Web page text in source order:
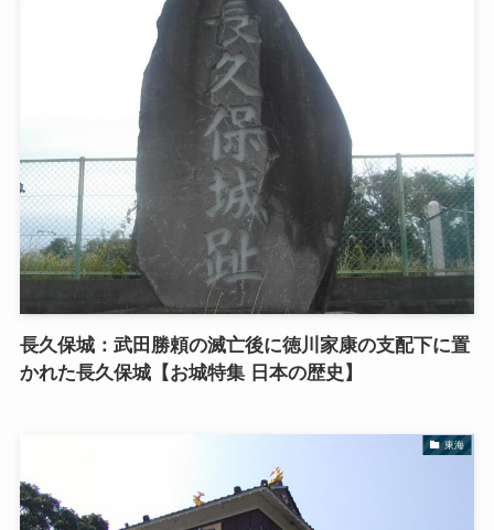
長久保城：武田勝頼の滅亡後に徳川家康の支配下に置
かれた長久保城【お城特集 日本の歴史】
東海